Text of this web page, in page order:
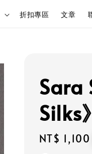
折扣專區 文章
Sara
Silks》
Regular
NT$ 1,100